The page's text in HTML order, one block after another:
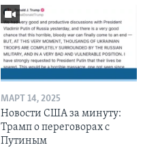
МАРТ 14, 2025
Новости США за минуту:
Трамп о переговорах с
Путиным